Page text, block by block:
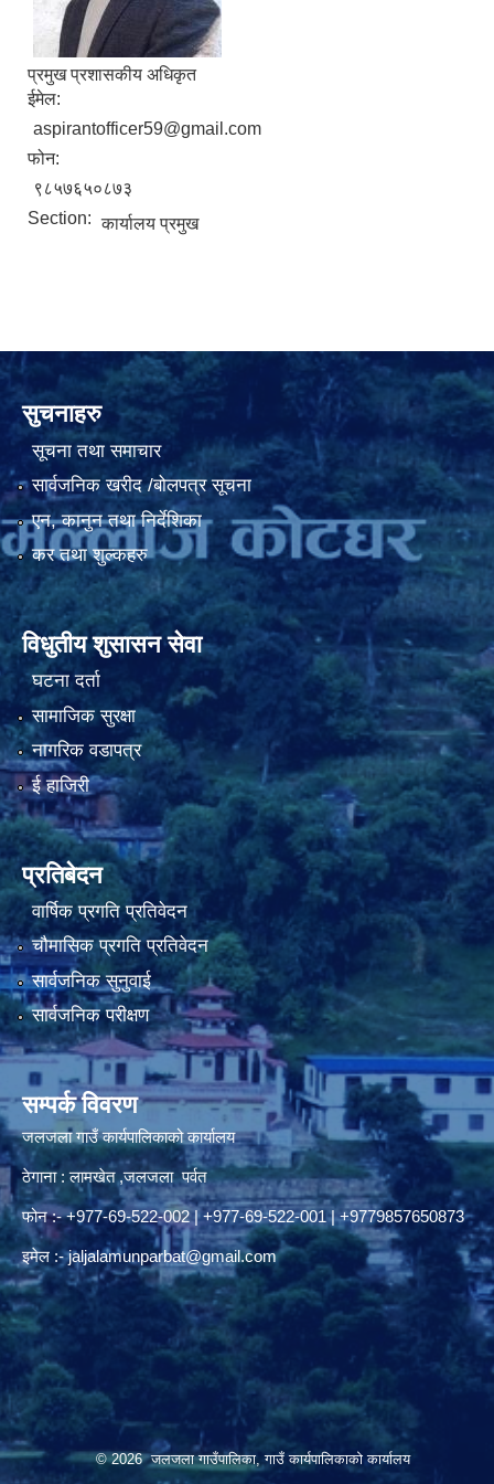
नियमित खाेप केन्द्र विवरण
प्रमुख प्रशासकीय अधिकृत
ईमेल:
aspirantofficer59@gmail.com
फोन:
९८५७६५०८७३
Section: कार्यालय प्रमुख
सुचनाहरु
सूचना तथा समाचार
सार्वजनिक खरीद /बोलपत्र सूचना
एन, कानुन तथा निर्देशिका
कर तथा शुल्कहरु
विधुतीय शुसासन सेवा
घटना दर्ता
सामाजिक सुरक्षा
नागरिक वडापत्र
ई हाजिरी
प्रतिबेदन
वार्षिक प्रगति प्रतिवेदन
चौमासिक प्रगति प्रतिवेदन
सार्वजनिक सुनुवाई
सार्वजनिक परीक्षण
सम्पर्क विवरण
जलजला गाउँ कार्यपालिकाको कार्यालय
ठेगाना : लामखेत ,जलजला पर्वत
फोन :- +977-69-522-002 | +977-69-522-001 | +9779857650873
इमेल :-jaljalamunparbat@gmail.com
© 2026 जलजला गाउँपालिका, गाउँ कार्यपालिकाको कार्यालय